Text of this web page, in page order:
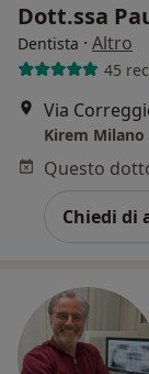
Dott.ssa
Dentista · Altro
45
Via
Kirem Milano
Chiedi di